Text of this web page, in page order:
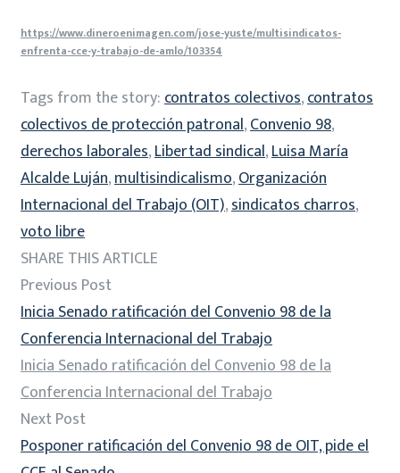
https://www.dineroenimagen.com/jose-yuste/multisindicatos-
enfrenta-cce-y-trabajo-de-amlo/103354
Tags from the story:contratos colectivos,contratos
colectivos de protección patronal,Convenio 98,
derechos laborales,Libertad sindical,Luisa María
Alcalde Luján,multisindicalismo,Organización
Internacional del Trabajo (OIT),sindicatos charros,
voto libre
SHARE THIS ARTICLE
Previous Post
Inicia Senado ratificación del Convenio 98 de la
Conferencia Internacional del Trabajo
Inicia Senado ratificación del Convenio 98 de la
Conferencia Internacional del Trabajo
Next Post
Posponer ratificación del Convenio 98 de OIT, pide el